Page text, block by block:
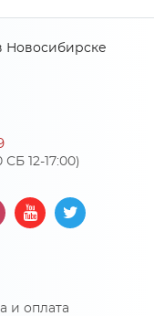
дом "Улгран"
СБ 12-17:00)
и оплата